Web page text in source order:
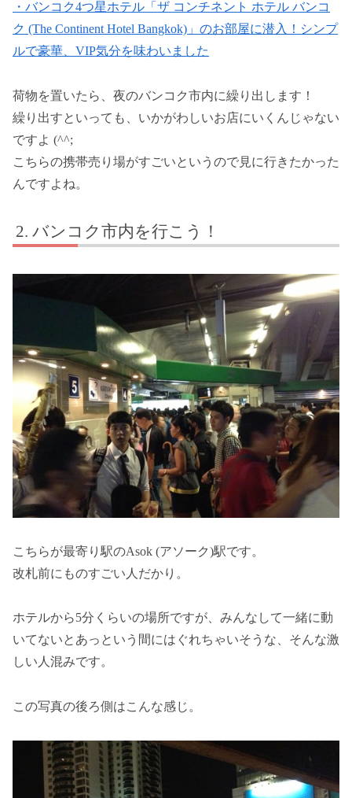
・バンコク4つ星ホテル「ザ コンチネント ホテル バンコ
ク (The Continent Hotel Bangkok)」のお部屋に潜入！シンプ
ルで豪華、VIP気分を味わいました
荷物を置いたら、夜のバンコク市内に繰り出します！
繰り出すといっても、いかがわしいお店にいくんじゃない
ですよ (^^;
こちらの携帯売り場がすごいというので見に行きたかった
んですよね。
バンコク市内を行こう！
こちらが最寄り駅のAsok (アソーク)駅です。
改札前にものすごい人だかり。
ホテルから5分くらいの場所ですが、みんなして一緒に動
いてないとあっという間にはぐれちゃいそうな、そんな激
しい人混みです。
この写真の後ろ側はこんな感じ。